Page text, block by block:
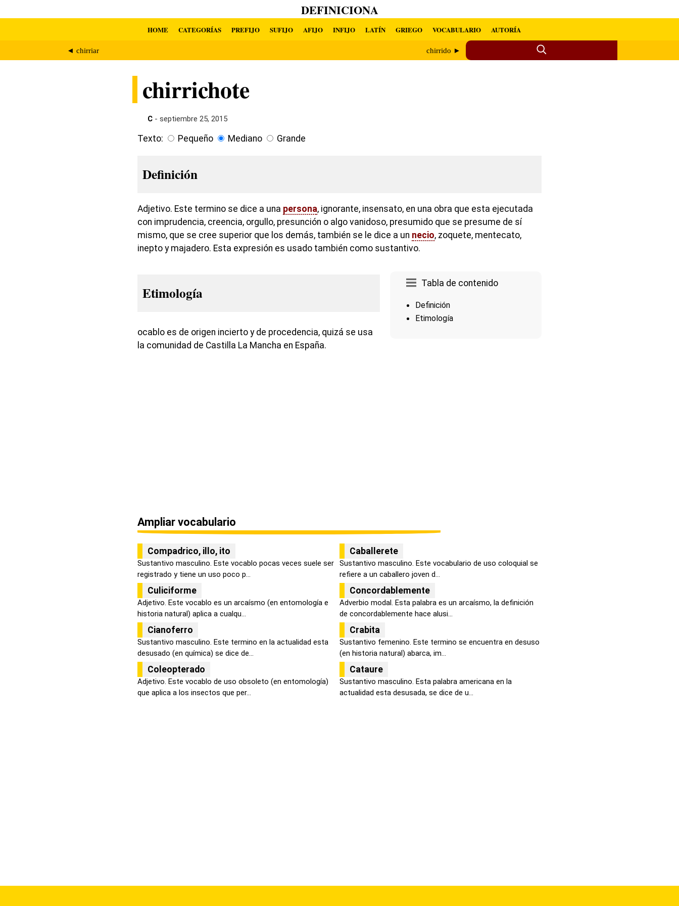
DEFINICIONA
HOME CATEGORÍAS PREFIJO SUFIJO AFIJO INFIJO LATÍN GRIEGO VOCABULARIO AUTORÍA
◄ chirriar chirrido ►
chirrichote
C - septiembre 25, 2015
Texto: Pequeño Mediano Grande
Definición
Adjetivo. Este termino se dice a una persona, ignorante, insensato, en una obra que esta ejecutada
con imprudencia, creencia, orgullo, presunción o algo vanidoso, presumido que se presume de sí
mismo, que se cree superior que los demás, también se le dice a un necio, zoquete, mentecato,
inepto y majadero. Esta expresión es usado también como sustantivo.
Tabla de contenido
Definición
Etimología
Etimología
ocablo es de origen incierto y de procedencia, quizá se usa
la comunidad de Castilla La Mancha en España.
Ampliar vocabulario
Compadrico, illo, ito
Sustantivo masculino. Este vocablo pocas veces suele ser
registrado y tiene un uso poco p...
Caballerete
Sustantivo masculino. Este vocabulario de uso coloquial se
refiere a un caballero joven d...
Culiciforme
Adjetivo. Este vocablo es un arcaísmo (en entomología e
historia natural) aplica a cualqu...
Concordablemente
Adverbio modal. Esta palabra es un arcaísmo, la definición
de concordablemente hace alusi...
Cianoferro
Sustantivo masculino. Este termino en la actualidad esta
desusado (en química) se dice de...
Crabita
Sustantivo femenino. Este termino se encuentra en desuso
(en historia natural) abarca, im...
Coleopterado
Adjetivo. Este vocablo de uso obsoleto (en entomología)
que aplica a los insectos que per...
Cataure
Sustantivo masculino. Esta palabra americana en la
actualidad esta desusada, se dice de u...